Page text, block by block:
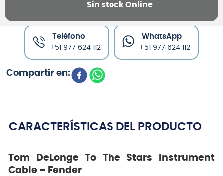
Sin stock Online
Canales de venta y asesoría
Teléfono
+51 977 624 112
WhatsApp
+51 977 624 112
CARACTERÍSTICAS DEL PRODUCTO
Tom DeLonge To The Stars Instrument
Cable – Fender